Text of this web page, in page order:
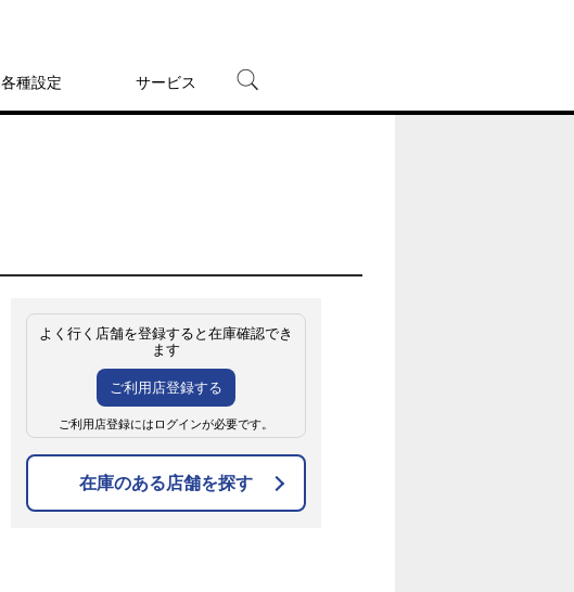
各種設定 サービス
よく行く店舗を登録すると在庫確認でき
ます
ご利用店登録する
ご利用店登録にはログインが必要です。
在庫のある店舗を探す